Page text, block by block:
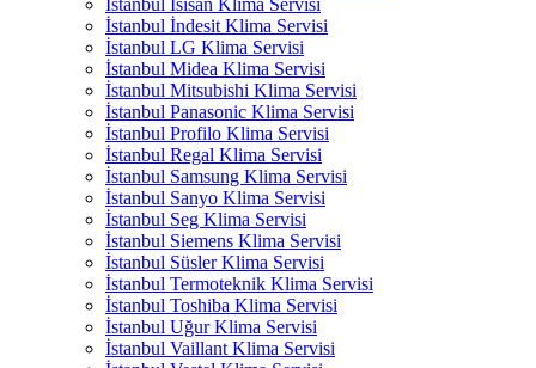
İstanbul Isısan Klima Servisi
İstanbul İndesit Klima Servisi
İstanbul LG Klima Servisi
İstanbul Midea Klima Servisi
İstanbul Mitsubishi Klima Servisi
İstanbul Panasonic Klima Servisi
İstanbul Profilo Klima Servisi
İstanbul Regal Klima Servisi
İstanbul Samsung Klima Servisi
İstanbul Sanyo Klima Servisi
İstanbul Seg Klima Servisi
İstanbul Siemens Klima Servisi
İstanbul Süsler Klima Servisi
İstanbul Termoteknik Klima Servisi
İstanbul Toshiba Klima Servisi
İstanbul Uğur Klima Servisi
İstanbul Vaillant Klima Servisi